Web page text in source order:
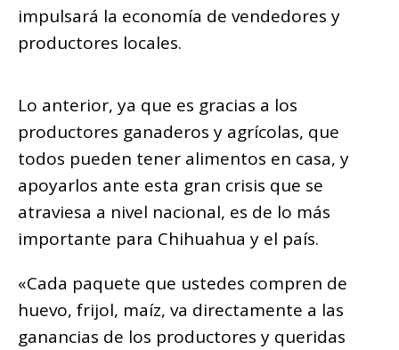
impulsará la economía de vendedores y
productores locales.
Lo anterior, ya que es gracias a los
productores ganaderos y agrícolas, que
todos pueden tener alimentos en casa, y
apoyarlos ante esta gran crisis que se
atraviesa a nivel nacional, es de lo más
importante para Chihuahua y el país.
«Cada paquete que ustedes compren de
huevo, frijol, maíz, va directamente a las
ganancias de los productores y queridas